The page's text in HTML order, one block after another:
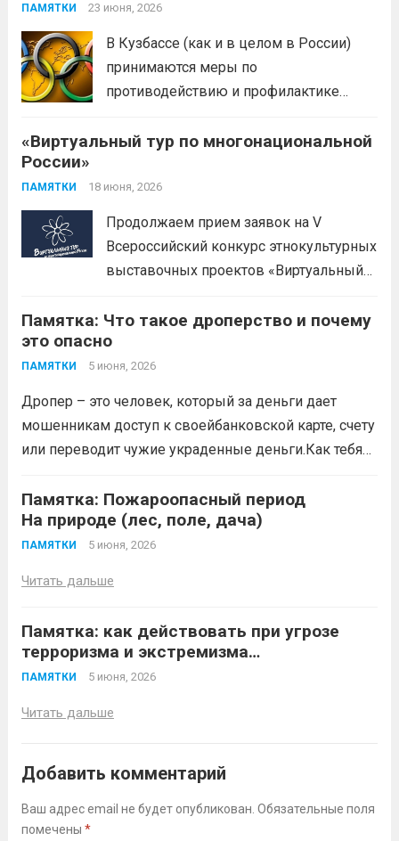
ПАМЯТКИ 23 июня, 2026
В Кузбассе (как и в целом в России)
принимаются меры по
противодействию и профилактике
(манипулирования спортивными
Эти меры включают законодательные,
информационную политику. Цель —
предотвратить противоправное
влияние на результаты официальных
«Виртуальный тур по многонациональной
России»
ПАМЯТКИ 18 июня, 2026
Продолжаем прием заявок на V
Всероссийский конкурс этнокультурных
выставочных проектов «Виртуальный
Заявки принимаются до 20 сентября
2026 года. Конкурс направлен на
популяризацию народной культуры,
наследия и этнокультурного
многообразия народов Российской
Федерации с использованием
Памятка: Что такое дроперство и почему
это опасно
ПАМЯТКИ 5 июня, 2026
Дропер – это человек, который за деньги дает
мошенникам доступ к своейбанковской карте, счету
или переводит чужие украденные деньги.Как тебя
Памятка: Пожароопасный период
На природе (лес, поле, дача)
ПАМЯТКИ 5 июня, 2026
Читать дальше
Памятка: как действовать при угрозе
терроризма и экстремизма
До угрозы (профилактика)
ПАМЯТКИ 5 июня, 2026
Читать дальше
Добавить комментарий
Ваш адрес email не будет опубликован. Обязательные поля
помечены *